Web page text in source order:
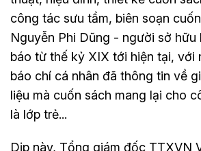
công tác sưu tầm, biên soạn
Nguyễn Phi Dũng - người sở
báo từ thế kỷ XIX tới hiện tại, với
báo chí cá nhân đã thông tin về
liệu mà cuốn sách mang lại cho
là lớp trẻ...
Dịp này, Tổng giám đốc TTXVN